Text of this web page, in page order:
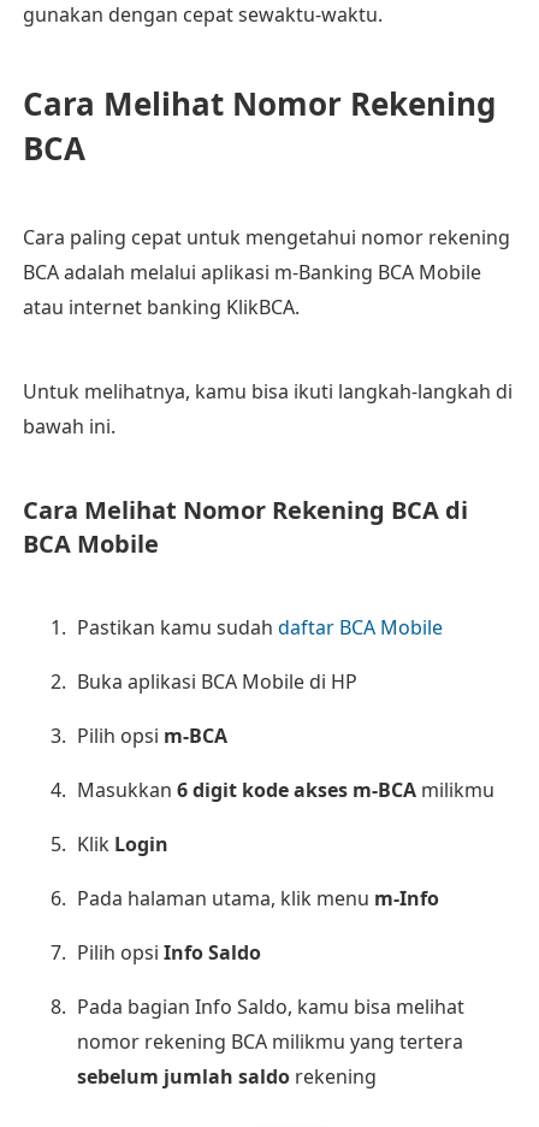
gunakan dengan cepat sewaktu-waktu.
Cara Melihat Nomor Rekening
BCA
Cara paling cepat untuk mengetahui nomor rekening
BCA adalah melalui aplikasi m-Banking BCA Mobile
atau internet banking KlikBCA.
Untuk melihatnya, kamu bisa ikuti langkah-langkah di
bawah ini.
Cara Melihat Nomor Rekening BCA di
BCA Mobile
Pastikan kamu sudah daftar BCA Mobile
Buka aplikasi BCA Mobile di HP
Pilih opsi m-BCA
Masukkan 6 digit kode akses m-BCAmilikmu
Klik Login
Pada halaman utama, klik menu m-Info
Pilih opsi Info Saldo
Pada bagian Info Saldo, kamu bisa melihat
nomor rekening BCA milikmu yang tertera
sebelum jumlah saldorekening